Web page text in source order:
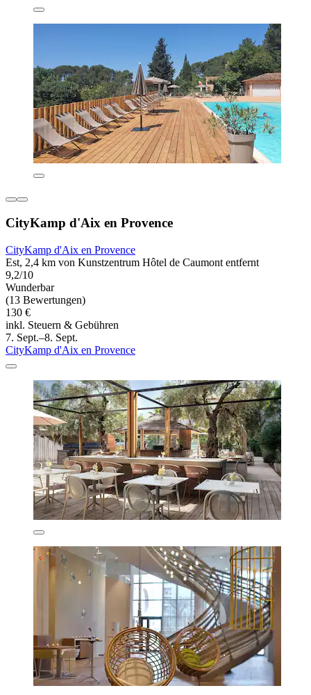
CityKamp d'Aix en Provence
CityKamp d'Aix en Provence
Est, 2,4 km von Kunstzentrum Hôtel de Caumont entfernt
9,2/10
Wunderbar
(13 Bewertungen)
130 €
inkl. Steuern & Gebühren
7. Sept.–8. Sept.
CityKamp d'Aix en Provence